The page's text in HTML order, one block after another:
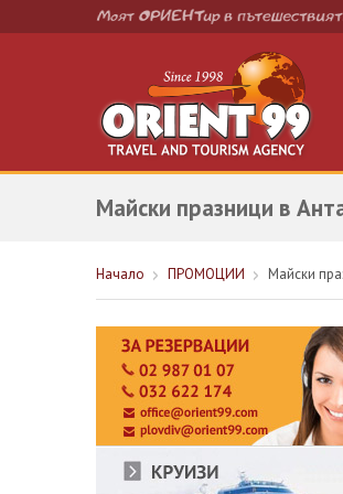
Майски празници в
Начало ПРОМОЦИИ Майски